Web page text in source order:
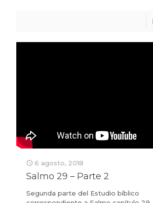
6 agosto, 2018
Salmo 29 – Parte 2
Segunda parte del Estudio bíblico